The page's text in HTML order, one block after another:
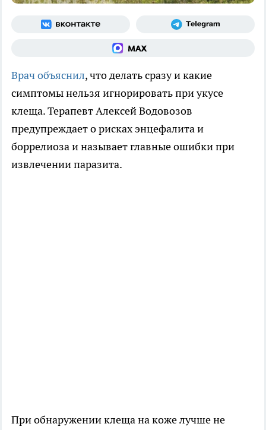
Врач объяснил, что делать сразу и какие
симптомы нельзя игнорировать при укусе
клеща. Терапевт Алексей Водовозов
предупреждает о рисках энцефалита и
боррелиоза и называет главные ошибки при
извлечении паразита.
При обнаружении клеща на коже лучше не